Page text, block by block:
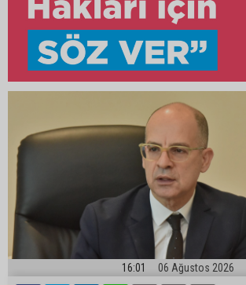
16:01 06 Ağustos 2026